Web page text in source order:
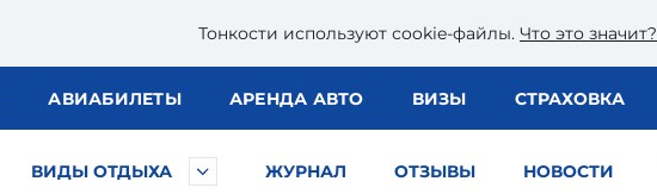
Тонкости используют сookie-файлы. Что это значит?
АВИАБИЛЕТЫ АРЕНДА АВТО ВИЗЫ СТРАХОВКА
ВИДЫ ОТДЫХА ЖУРНАЛ ОТЗЫВЫ НОВОСТИ